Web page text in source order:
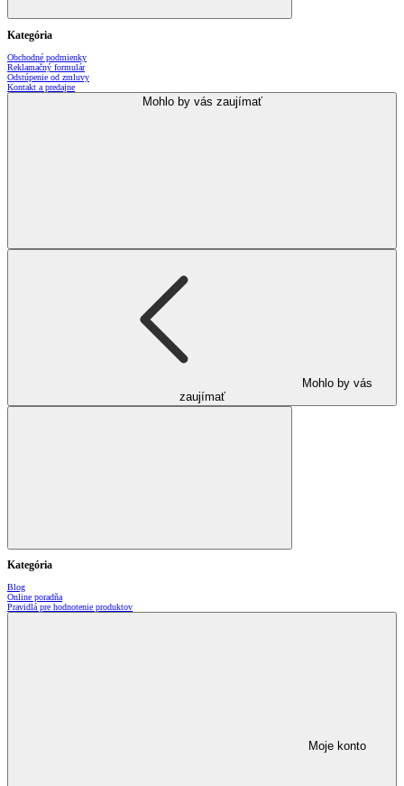
Kategória
Obchodné podmienky
Reklamačný formulár
Odstúpenie od zmluvy
Kontakt a predajne
Mohlo by vás zaujímať
Mohlo by vás
zaujímať
Kategória
Blog
Online poradňa
Pravidlá pre hodnotenie produktov
Moje konto